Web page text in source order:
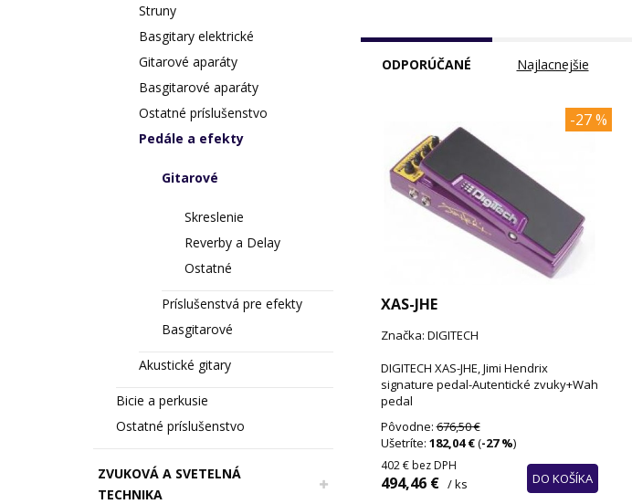
Struny
Basgitary elektrické
Gitarové aparáty
Basgitarové aparáty
Ostatné príslušenstvo
Pedále a efekty
Gitarové
Skreslenie
Reverby a Delay
Ostatné
Príslušenstvá pre efekty
Basgitarové
Akustické gitary
Bicie a perkusie
Ostatné príslušenstvo
ZVUKOVÁ A SVETELNÁ
TECHNIKA
ODPORÚČANÉ Najlacnejšie
-27 %
XAS-JHE
Značka: DIGITECH
DIGITECH XAS-JHE, Jimi Hendrix
signature pedal-Autentické zvuky+Wah
pedal
Pôvodne:676,50 €
Ušetríte: 182,04 €(-27 %)
402 € bez DPH
494,46 € / ks DO KOŠÍKA